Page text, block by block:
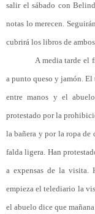
salir el sábado con
notas lo merecen.
cubrirá los libros de
A media tarde el
a punto queso y jamón.
entre manos y el
protestado por la
la bañera y por la ropa de
falda ligera. Han
a expensas de la visita.
empieza el telediario la
el abuelo dice que